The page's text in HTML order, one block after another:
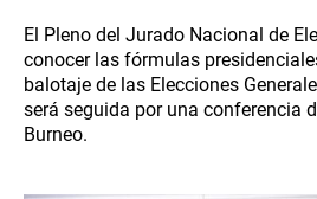
El Pleno del Jurado Nacional de
conocer las fórmulas
balotaje de las Elecciones
será seguida por una conferencia
Burneo.